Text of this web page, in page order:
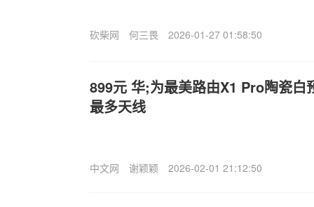
砍柴网 何三畏 2026-01-27 01:58:50
899元 华;为最美路由X1 Pro陶瓷白
最多天线
中文网 谢颖颖 2026-02-01 21:12:50